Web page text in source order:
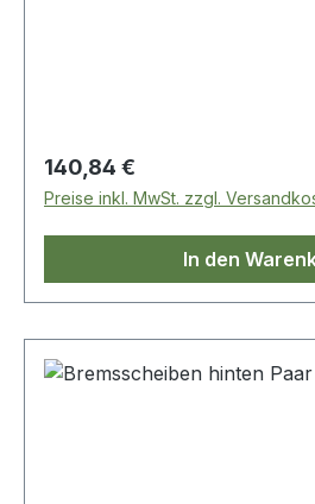
bietet sie eine
%. Dadurch wird die Leistung
Kraftstoffverbrauch sowie die
Fahrzeugs reduziert.
Regulärer Preis:
140,84 €
Preise inkl. MwSt. zzgl.
In den